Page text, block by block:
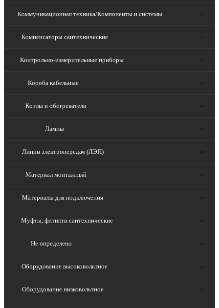
Коммуникационная техника/Компоненты и системы
Компенсаторы сантехнические
Контрольно-измерительные приборы
Короба кабельные
Котлы и обогреватели
Лампы
Линии электропередач (ЛЭП)
Материал монтажный
Материалы для подключения
Муфты, фитинги сантехнические
Не определено
Оборудование высоковольтное
Оборудование низковольтное